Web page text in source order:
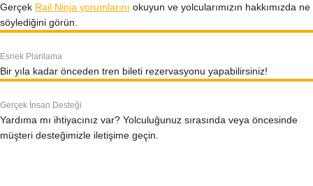
Gerçek Rail Ninja yorumlarını okuyun ve yolcularımızın hakkımızda ne
söylediğini görün.
Esnek Planlama
Bir yıla kadar önceden tren bileti rezervasyonu yapabilirsiniz!
Gerçek İnsan Desteği
Yardıma mı ihtiyacınız var? Yolculuğunuz sırasında veya öncesinde
müşteri desteğimizle iletişime geçin.